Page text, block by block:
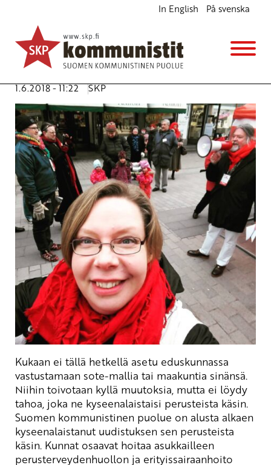
In English På svenska
Sote pitää kaataa
Ajankohtaista
Avainsanat:maakunnat,maakuntavaalit
1.6.2018 - 11:22
SKP
Kukaan ei tällä hetkellä asetu eduskunnassa
vastustamaan sote-mallia tai maakuntia sinänsä.
Niihin toivotaan kyllä muutoksia, mutta ei löydy
tahoa, joka ne kyseenalaistaisi perusteista käsin.
Suomen kommunistinen puolue on alusta alkaen
kyseenalaistanut uudistuksen sen perusteista
käsin. Kunnat osaavat hoitaa asukkailleen
perusterveydenhuollon ja erityissairaanhoito